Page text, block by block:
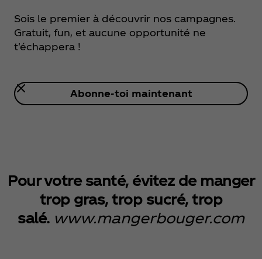
Sois le premier à découvrir nos campagnes.
Gratuit, fun, et aucune opportunité ne
t'échappera !
Abonne-toi maintenant
Pour votre santé, évitez de manger
trop gras, trop sucré, trop
salé. www.mangerbouger.com